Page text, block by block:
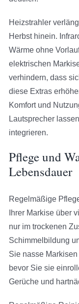
Heizstrahler
Herbst hinein.
Wärme ohne
elektrischen
verhindern, dass
diese Extras
Komfort und
Lautsprecher
integrieren.
Pflege und
Lebensdauer
Regelmäßige
Ihrer Markise über
nur im trockenen
Schimmelbildung
Sie nasse
bevor Sie sie
Gerüche und